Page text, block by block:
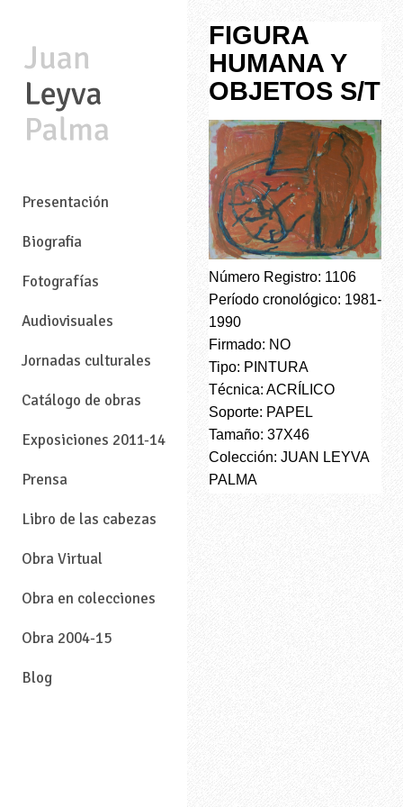
Presentación
Biografia
Fotografías
Audiovisuales
Jornadas culturales
Catálogo de obras
Exposiciones 2011-14
Prensa
Libro de las cabezas
Obra Virtual
Obra en colecciones
Obra 2004-15
Blog
FIGURA
HUMANA Y
OBJETOS S/T
Número Registro: 1106
Período cronológico: 1981-
1990
Firmado: NO
Tipo: PINTURA
Técnica: ACRÍLICO
Soporte: PAPEL
Tamaño: 37X46
Colección: JUAN LEYVA
PALMA